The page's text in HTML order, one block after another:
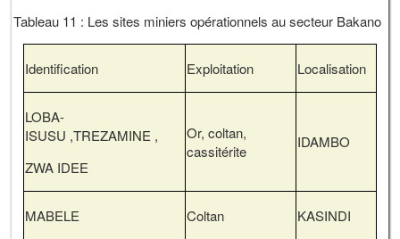
Tableau 11 : Les sites miniers opérationnels au secteur Bakano
Identification Exploitation Localisation
LOBA-
ISUSU ,TREZAMINE ,
ZWA IDEE
Or, coltan,
cassitérite
IDAMBO
MABELE Coltan KASINDI